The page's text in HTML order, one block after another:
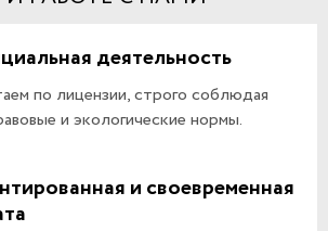
деятельность
по лицензии, строго соблюдая
и экологические нормы.
и своевременная